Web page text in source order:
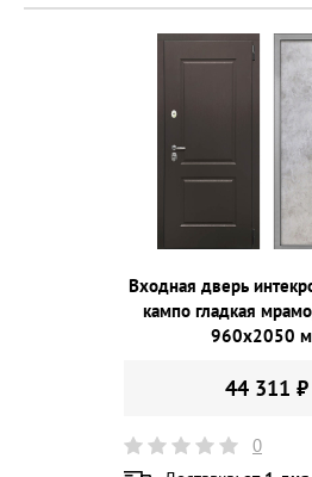
Входная дверь
кампо гладкая
960х2050
44 311 ₽
0